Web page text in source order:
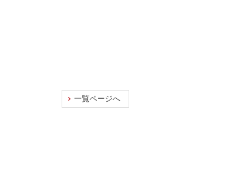
一覧ページへ